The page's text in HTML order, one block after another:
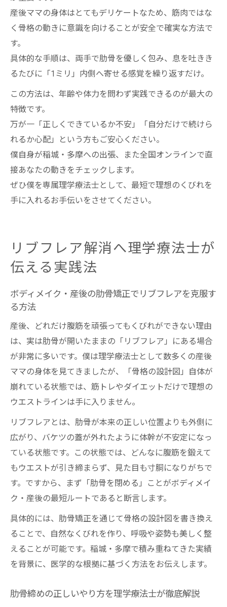
産後ママの身体はとてもデリケートなため、筋肉ではな
く骨格の動きに意識を向けることが安全で確実な方法で
す。
具体的な手順は、両手で肋骨を優しく包み、息を吐きき
るたびに「1ミリ」内側へ寄せる感覚を繰り返すだけ。
この方法は、年齢や体力を問わず実践できるのが最大の
特徴です。
万が一「正しくできているか不安」「自分だけで続けら
れるか心配」という方もご安心ください。
僕自身が稲城・多摩への出張、また全国オンラインで直
接あなたの動きをチェックします。
ぜひ僕を専属理学療法士として、最短で理想のくびれを
手に入れるお手伝いをさせてください。
リブフレア解消へ理学療法士が
伝える実践法
ボディメイク・産後の肋骨矯正でリブフレアを克服す
る方法
産後、どれだけ腹筋を頑張ってもくびれができない理由
は、実は肋骨が開いたままの「リブフレア」にある場合
が非常に多いです。僕は理学療法士として数多くの産後
ママの身体を見てきましたが、「骨格の設計図」自体が
崩れている状態では、筋トレやダイエットだけで理想の
ウエストラインは手に入りません。
リブフレアとは、肋骨が本来の正しい位置よりも外側に
広がり、バケツの蓋が外れたように体幹が不安定になっ
ている状態です。この状態では、どんなに腹筋を鍛えて
もウエストが引き締まらず、見た目も寸胴になりがちで
す。ですから、まず「肋骨を閉める」ことがボディメイ
ク・産後の最短ルートであると断言します。
具体的には、肋骨矯正を通じて骨格の設計図を書き換え
ることで、自然なくびれを作り、呼吸や姿勢も美しく整
えることが可能です。稲城・多摩で積み重ねてきた実績
を背景に、医学的な根拠に基づく方法をお伝えします。
肋骨締めの正しいやり方を理学療法士が徹底解説